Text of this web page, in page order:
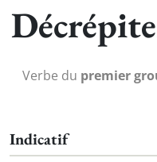
Verbe du premier
Indicatif